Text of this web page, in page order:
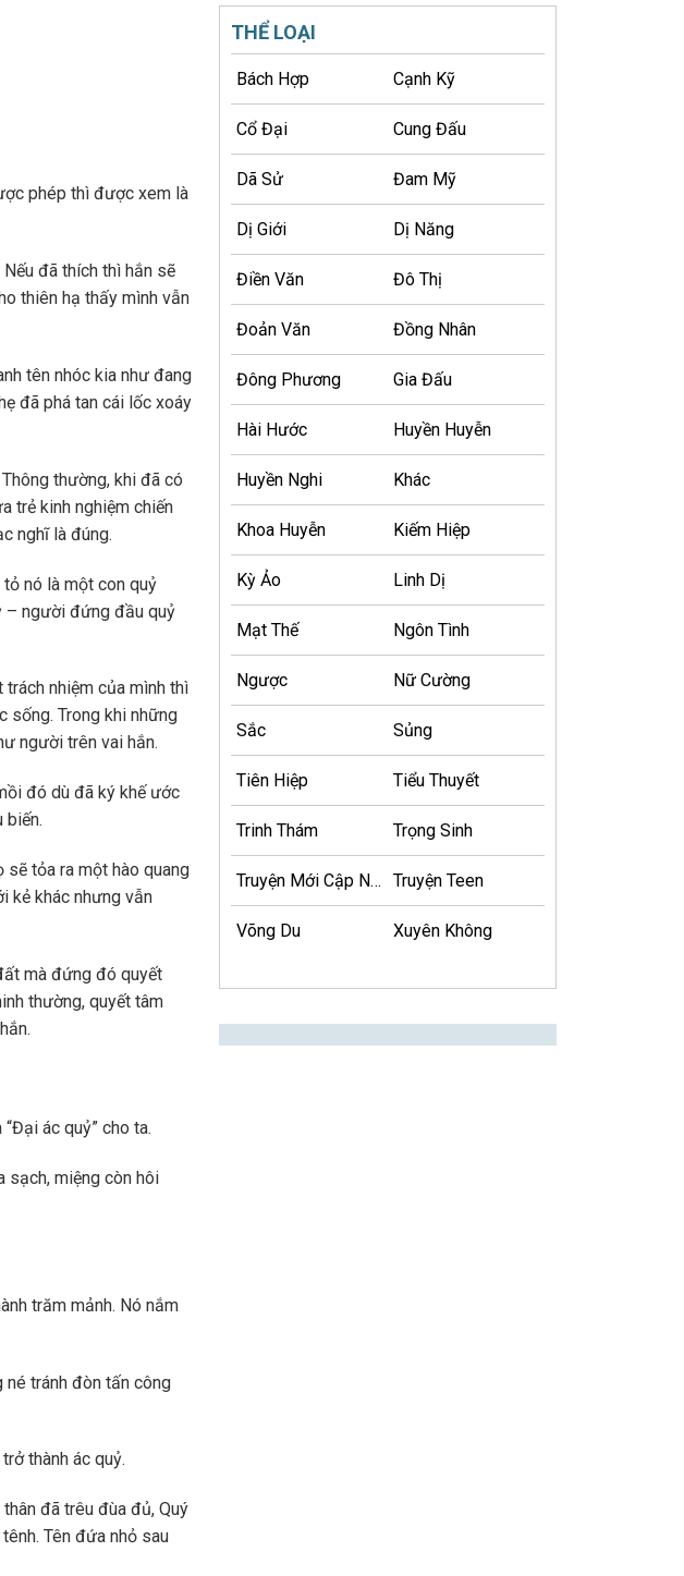
phép thì được xem là
đã thích thì hắn sẽ
thiên hạ thấy mình vẫn
tên nhóc kia như đang
đã phá tan cái lốc xoáy
thường, khi đã có
trẻ kinh nghiệm chiến
nghĩ là đúng.
nó là một con quỷ
– người đứng đầu quỷ
nhiệm của mình thì
sống. Trong khi những
người trên vai hắn.
đó dù đã ký khế ước
biến.
sẽ tỏa ra một hào quang
kẻ khác nhưng vẫn
mà đứng đó quyết
thường, quyết tâm
ác quỷ” cho ta.
sạch, miệng còn hôi
trăm mảnh. Nó nắm
né tránh đòn tấn công
thành ác quỷ.
đã trêu đùa đủ, Quý
Tên đứa nhỏ sau
THỂ LOẠI
Bách Hợp Cạnh Kỹ
Cổ Đại Cung Đấu
Dã Sử Đam Mỹ
Dị Giới Dị Năng
Điền Văn Đô Thị
Đoản Văn Đồng Nhân
Đông Phương Gia Đấu
Hài Hước Huyền Huyễn
Huyền Nghi Khác
Khoa Huyễn Kiếm Hiệp
Kỳ Ảo Linh Dị
Mạt Thế Ngôn Tình
Ngược Nữ Cường
Sắc Sủng
Tiên Hiệp Tiểu Thuyết
Trinh Thám Trọng Sinh
Truyện Mới Cập Nhật Truyện Teen
Võng Du Xuyên Không